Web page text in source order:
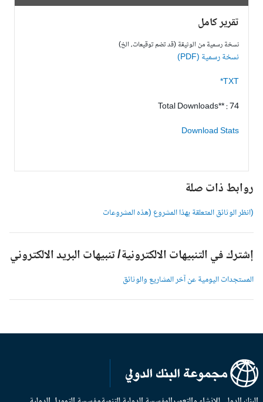
تقرير كامل
نسخة رسمية من الوثيقة (قد تضم توقيعات، الخ)
نسخة رسمية (PDF)
TXT*
Total Downloads** : 74
Download Stats
روابط ذات صلة
(انظر الوثائق المتعلقة بهذا المشروع (هذه المشروعات
إشترك في التنبيهات الالكترونية/ تنبيهات البريد الالكتروني
المستجدات اليومية عن آخر المشاريع والوثائق